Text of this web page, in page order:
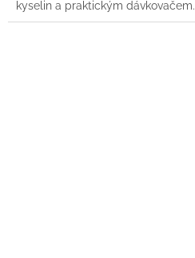
kyselin a praktickým dávkovačem.